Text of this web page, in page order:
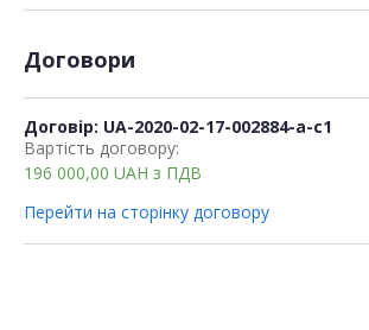
Договори
Договір: UA-2020-02-17-002884-a-c1
Вартість договору:
196 000,00 UAH з ПДВ
Перейти на сторінку договору